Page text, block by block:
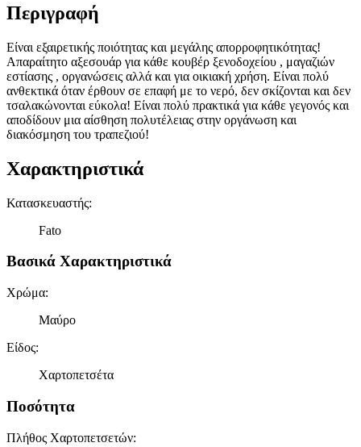
Περιγραφή
Είναι εξαιρετικής ποιότητας και μεγάλης απορροφητικότητας!
Απαραίτητο αξεσουάρ για κάθε κουβέρ ξενοδοχείου , μαγαζιών
εστίασης , οργανώσεις αλλά και για οικιακή χρήση. Είναι πολύ
ανθεκτικά όταν έρθουν σε επαφή με το νερό, δεν σκίζονται και δεν
τσαλακώνονται εύκολα! Είναι πολύ πρακτικά για κάθε γεγονός και
αποδίδουν μια αίσθηση πολυτέλειας στην οργάνωση και
διακόσμηση του τραπεζιού!
Χαρακτηριστικά
Κατασκευαστής:
Fato
Βασικά Χαρακτηριστικά
Χρώμα:
Μαύρο
Είδος:
Χαρτοπετσέτα
Ποσότητα
Πλήθος Χαρτοπετσετών: